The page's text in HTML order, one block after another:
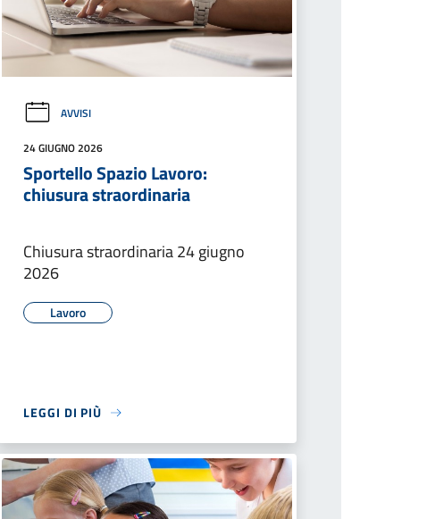
AVVISI
24 GIUGNO 2026
Sportello Spazio Lavoro:
chiusura straordinaria
Chiusura straordinaria 24 giugno
2026
Lavoro
LEGGI DI PIÙ